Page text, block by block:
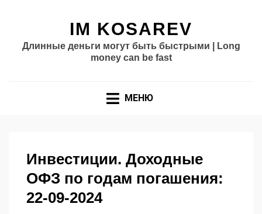
IM KOSAREV
Длинные деньги могут быть быстрыми | Long
money can be fast
МЕНЮ
Инвестиции. Доходные
ОФЗ по годам погашения:
22-09-2024